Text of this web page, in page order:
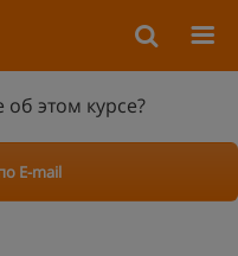
этом курсе?
E-mail